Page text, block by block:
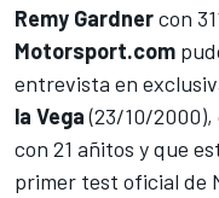
Remy Gardnercon
Motorsport.com
entrevista en
la Vega(23/10/2000),
con 21 añitos y que
primer test oficial de